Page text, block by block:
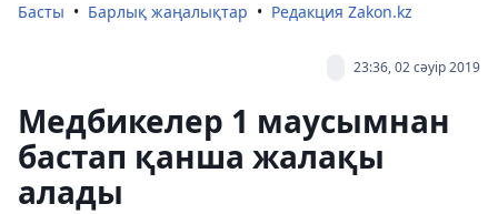
Басты Барлық жаңалықтар Редакция Zakon.kz
23:36, 02 сәуір 2019
Медбикелер 1 маусымнан
бастап қанша жалақы
алады